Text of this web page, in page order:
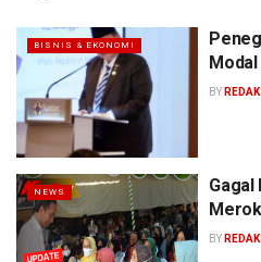
BISNIS & EKONOMI
Modal
BY
NEWS
Gagal
BY